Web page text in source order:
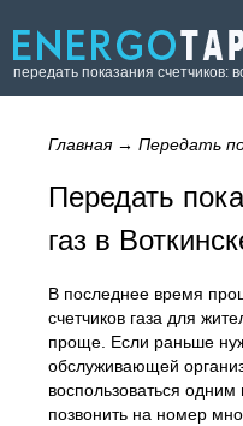
передать показания счетчиков:
Главная→ Передать
Передать
газ в
В последнее время
счетчиков газа для
проще. Если раньше
обслуживающей
воспользоваться
позвонить на номер